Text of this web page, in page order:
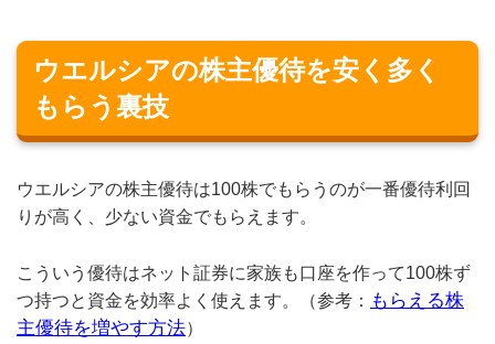
ウエルシアの株主優待を安く多く
もらう裏技
ウエルシアの株主優待は100株でもらうのが一番優待利回
りが高く、少ない資金でもらえます。
こういう優待はネット証券に家族も口座を作って100株ず
つ持つと資金を効率よく使えます。（参考： もらえる株
主優待を増やす方法）